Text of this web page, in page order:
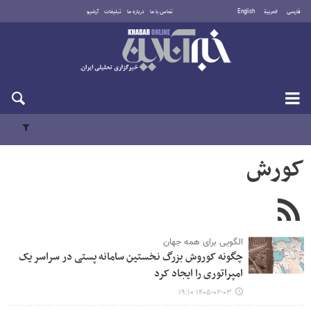
فارسی العربية English تماس با ما درباره ما تبلیغات آرشیو
شنبه ۱۷ مرداد ۱۴۰۵
کورش
الگویی برای همه جهان
چگونه کوروش بزرگ نخستین سامانه پستی در سراسر یک
امپراتوری را ایجاد کرد
۱۴۰۵-۰۲-۰۳ ۱۹:۱۰